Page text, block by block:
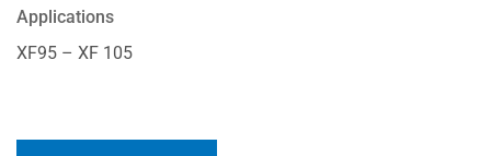
Applications
XF95 – XF 105